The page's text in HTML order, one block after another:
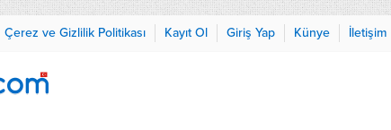
Çerez ve Gizlilik Politikası Kayıt Ol Giriş Yap Künye İletişim